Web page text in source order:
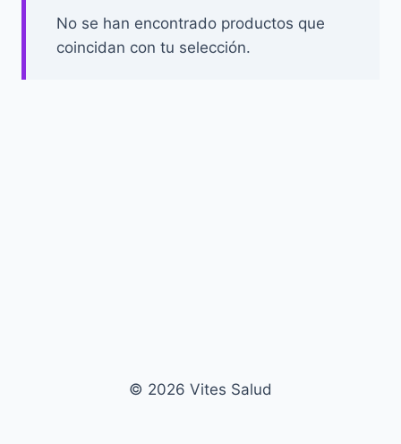
No se han encontrado productos que
coincidan con tu selección.
© 2026 Vites Salud